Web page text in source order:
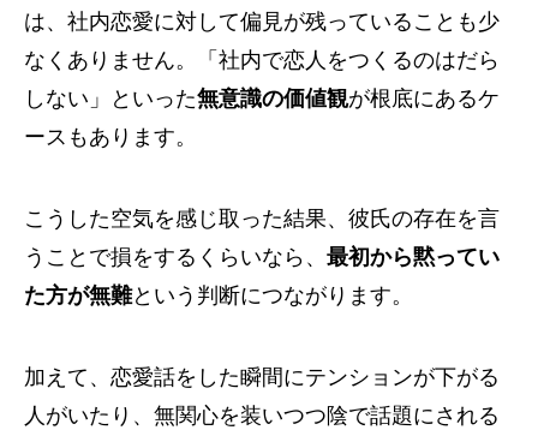
は、社内恋愛に対して偏見が残っていることも少
なくありません。「社内で恋人をつくるのはだら
しない」といった無意識の価値観が根底にあるケ
ースもあります。
こうした空気を感じ取った結果、彼氏の存在を言
うことで損をするくらいなら、 最初から黙ってい
た方が無難という判断につながります。
加えて、恋愛話をした瞬間にテンションが下がる
人がいたり、無関心を装いつつ陰で話題にされる